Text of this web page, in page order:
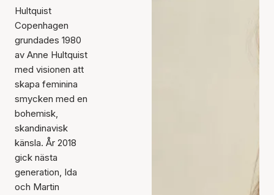
Hultquist
Copenhagen
grundades 1980
av Anne Hultquist
med visionen att
skapa feminina
smycken med en
bohemisk,
skandinavisk
känsla. År 2018
gick nästa
generation, Ida
och Martin